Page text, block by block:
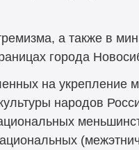
а также в
города
на укрепление
народов